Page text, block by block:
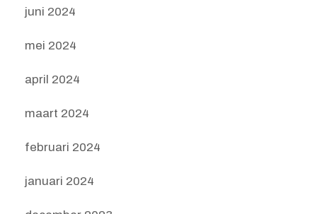
juni 2024
mei 2024
april 2024
maart 2024
februari 2024
januari 2024